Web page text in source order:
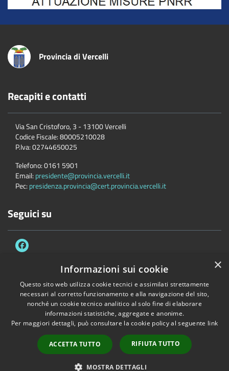
Provincia di Vercelli
Recapiti e contatti
Via San Cristoforo, 3 - 13100 Vercelli
Codice Fiscale:80005210028
P.Iva:02744650025
Telefono:0161 5901
Email: presidente@provincia.vercelli.it
Pec: presidenza.provincia@cert.provincia.vercelli.it
Seguici su
Accessibilità Privacy Cookie
Mappa del sito
Dichiarazione di accessibilità e meccanismo di feedback
Link Utili
Copyright © 2026 • Provincia di Vercelli • Powered byMunicipium•
×
Informazioni sui cookie
Questo sito web utilizza cookie tecnici e assimilati strettamente
necessari al corretto funzionamento e alla navigazione del sito,
nonché un cookie tecnico analitico al solo fine di elaborare
informazioni statistiche, aggregate e anonime.
Per maggiori dettagli, può consultare la cookie policy al seguente link
ACCETTA TUTTO RIFIUTA TUTTO
MOSTRA DETTAGLI